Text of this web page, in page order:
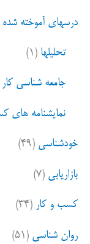
درسهای آموخته شده
تحلیلها (۱)
جامعه شناسی
نمایشنامه های
خودشناسی (۴۹)
بازاریابی (۷)
کسب و کار (۳۴)
روان شناسی (۵۱)